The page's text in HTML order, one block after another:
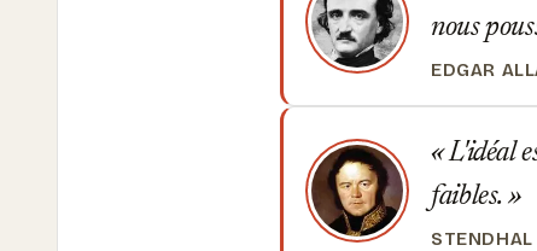
nous
EDGAR
L'idéal
faibles.
STENDHAL